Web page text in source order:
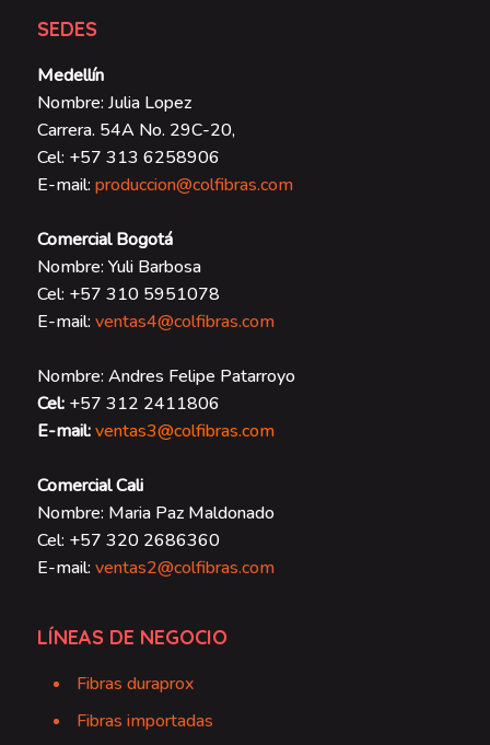
SEDES
Medellín
Nombre: Julia Lopez
Carrera. 54A No. 29C-20,
Cel: +57 313 6258906
E-mail: produccion@colfibras.com
Comercial Bogotá
Nombre: Yuli Barbosa
Cel: +57 310 5951078
E-mail: ventas4@colfibras.com
Nombre: Andres Felipe Patarroyo
Cel: +57 312 2411806
E-mail:ventas3@colfibras.com
Comercial Cali
Nombre: Maria Paz Maldonado
Cel: +57 320 2686360
E-mail: ventas2@colfibras.com
LÍNEAS DE NEGOCIO
Fibras duraprox
Fibras importadas